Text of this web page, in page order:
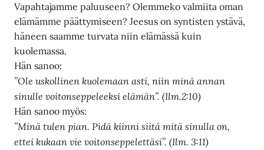
Vapahtajamme paluuseen? Olemmeko valmiita oman
elämämme päättymiseen? Jeesus on syntisten ystävä,
häneen saamme turvata niin elämässä kuin
kuolemassa.
Hän sanoo:
”Ole uskollinen kuolemaan asti, niin minä annan
sinulle voitonseppeleeksi elämän”. (Ilm.2:10)
Hän sanoo myös:
”Minä tulen pian. Pidä kiinni siitä mitä sinulla on,
ettei kukaan vie voitonseppelettäsi”. (Ilm. 3:11)